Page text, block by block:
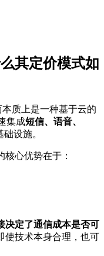
其定价模式如
本质上是一种基于云的
集成短信、语音、
设施。
心优势在于：
决定了通信成本是否可
使技术本身合理，也可